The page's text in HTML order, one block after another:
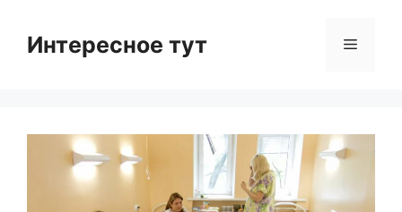
contentИнтересное тут Menu